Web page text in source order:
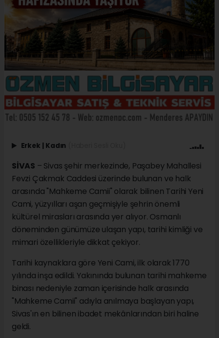
Erkek | Kadın
SİVAS – Sivas şehir merkezinde, Paşabey Mahallesi
Fevzi Çakmak Caddesi üzerinde bulunan ve halk
arasında "Mahkeme Camii" olarak bilinen Tarihi Yeni
Cami, yüzyılları aşan geçmişiyle şehrin önemli
kültürel mirasları arasında yer alıyor. Osmanlı
döneminden günümüze ulaşan yapı, tarihi kimliği ve
mimari özellikleriyle dikkat çekiyor.
Tarihi kaynaklara göre Yeni Cami, ilk olarak 1770
yılında inşa edildi. Yakınında bulunan tarihi mahkeme
binası nedeniyle zaman içerisinde halk arasında
"Mahkeme Camii" adıyla anılmaya başlayan yapı,
Sivas'ın en bilinen ibadet mekânlarından biri haline
geldi.